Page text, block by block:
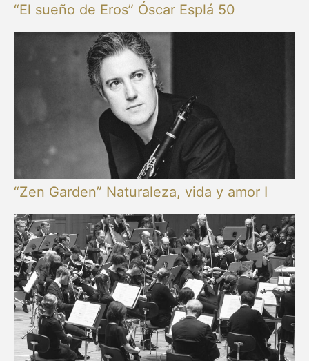
“El sueño de Eros” Óscar Esplá 50
“Zen Garden” Naturaleza, vida y amor I